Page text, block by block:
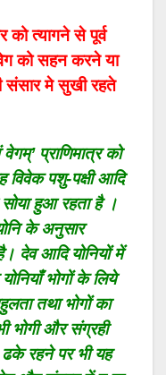
को त्यागने से पूर्व
को सहन करने या
संसार मे सुखी रहते
वेगम्’ प्राणिमात्र को
पशु-पक्षी आदि
सोया हुआ रहता है ।
के अनुसार
देव आदि योनियों में
भोगों के लिये
तथा भोगों का
भोगी और संग्रही
रहने पर भी यह